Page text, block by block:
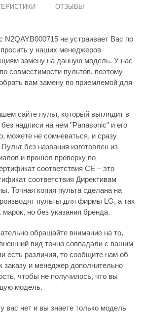
ОТЗЫВЫ
N2QAYB000715 не устраивает Вас по
у наших менеджеров
замену на данную модель. У нас
совместимости пультов, поэтому
вам замену по приемлемой для
сайте пульт, который выглядит в
без надписи на нем "Panasonic" и его
можете не сомневаться, и сразу
Пульт без названия изготовлен из
и прошел проверку по
соответствия СЕ – это
соответствия Директивам
Точная копия пульта сделана на
пульты для фирмы LG, а так
но без указания бренда.
обращайте внимание на то,
вид точно совпадали с вашим
есть различия, то сообщите нам об
заказу и менеджер дополнительно
чтобы не получилось, что вы
модель.
вас нет и вы знаете только модель